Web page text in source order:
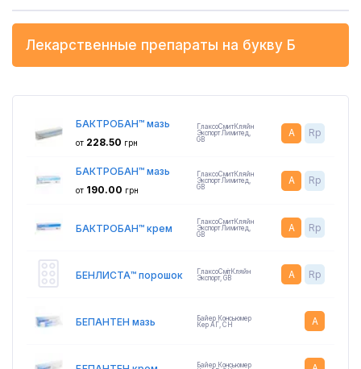
Лекарственные препараты на букву Б
БАКТРОБАН™ мазь
от 228.50 грн
ГлаксоСмитКляйн
Экспорт Лимитед,
GB
A Rp
БАКТРОБАН™ мазь
от 190.00 грн
ГлаксоСмитКляйн
Экспорт Лимитед,
GB
A Rp
БАКТРОБАН™ крем
ГлаксоСмитКляйн
Экспорт Лимитед
GB
A Rp
БЕНЛИСТА™ порошок
ГлаксоСмітКляйн
Экспорт, GB A Rp
БЕПАНТЕН мазь
Байер Консьюмер
Кер АГ, CH A
Байер Консьюмер